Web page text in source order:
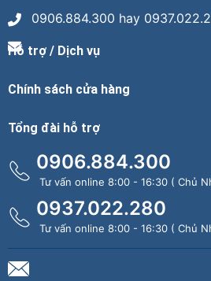
0906.884.300 hay
Hỗ trợ / Dịch vụ
Chính sách cửa hàng
Tổng đài hỗ trợ
0906.884.300
Tư vấn online 8:00 - 16:30 ( Chủ
0937.022.280
Tư vấn online 8:00 - 16:30 ( Chủ